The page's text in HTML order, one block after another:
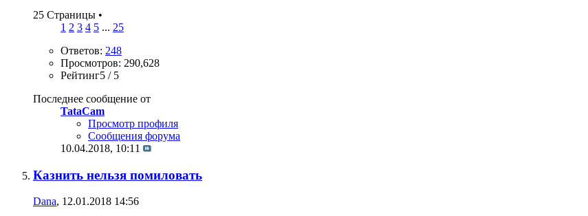
25 Страницы •
1 2 3 4 5 ... 25
Ответов: 248
Просмотров: 290,628
Рейтинг5 / 5
Последнее сообщение от
TataCam
Просмотр профиля
Сообщения форума
10.04.2018, 10:11
Казнить нельзя помиловать
Dana, 12.01.2018 14:56